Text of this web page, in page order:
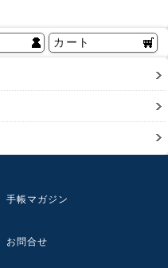
カート
手帳マガジン
お問合せ